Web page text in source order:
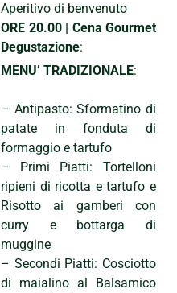
Aperitivo di benvenuto
ORE 20.00 | Cena Gourmet
Degustazione:
MENU’ TRADIZIONALE:
– Antipasto: Sformatino di
patate in fonduta di
formaggio e tartufo
– Primi Piatti: Tortelloni
ripieni di ricotta e tartufo e
Risotto ai gamberi con
curry e bottarga di
muggine
– Secondi Piatti: Cosciotto
di maialino al Balsamico